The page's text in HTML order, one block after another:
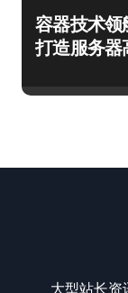
容器技术领
打造服务器
大型站长资